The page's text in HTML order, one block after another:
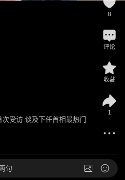
受访 谈及下任首相最热门
8
评论
收藏
1
句